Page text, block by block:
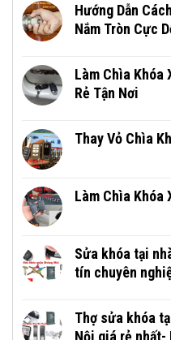
Hướng Dẫn
Nắm Tròn Cực
Làm Chìa Khóa
Rẻ Tận Nơi
Thay Vỏ Chìa
Làm Chìa Khóa
Sửa khóa tại
tín chuyên
Thợ sửa khóa
Nội giá rẻ nhất-